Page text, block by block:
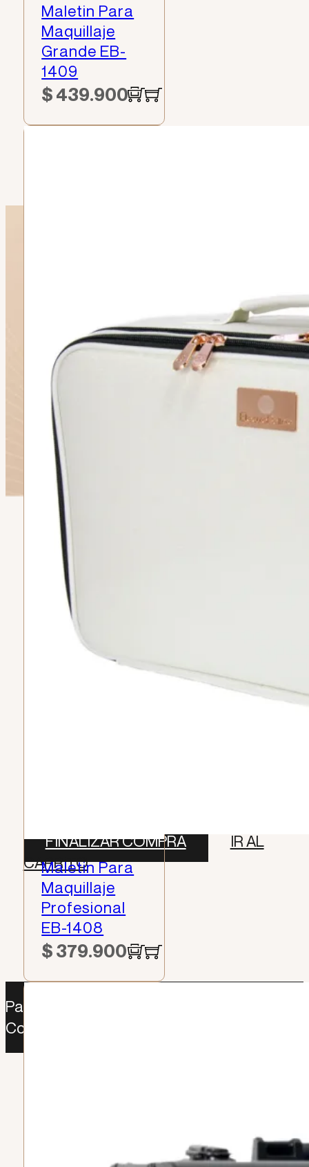
Maletin Para
Maquillaje
Grande EB-
1409
$439.900
Maletin Para
Maquillaje
Profesional
EB-1408
$379.900
FINALIZAR COMPRA
IR AL
CARRITO
Paga como desees: Sistecredito | Addi |
Contraentrega